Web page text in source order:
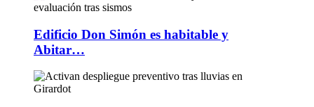
Edificio Don Simón es habitable y
Abitar…